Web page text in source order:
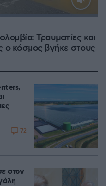
Τραυματίες και
ο κόσμος βγήκε στους
72
στον